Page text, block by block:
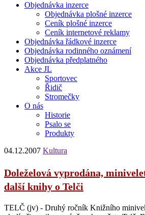
Objednávka inzerce
Objednávka plošné inzerce
Ceník plošné inzerce
Ceník internetové reklamy
Objednávka řádkové inzerce
Objednávka rodinného oznámení
Objednávka předplatného
Akce JL
Sportovec
Řidič
Stromečky
O nás
Historie
Psalo se
Produkty
04.12.2007 Kultura
Doleželová vyprodána,
další knihy o Telči
TELČ (jv) - Druhý ročník Knižního